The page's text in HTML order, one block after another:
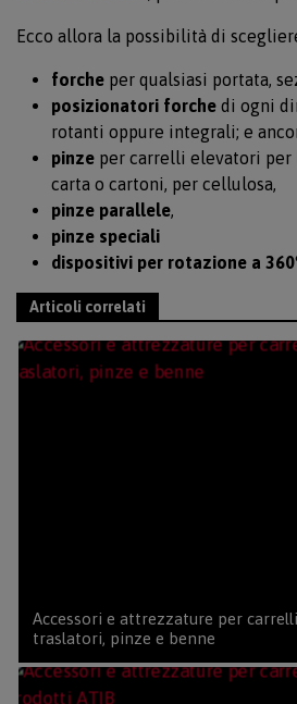
Ecco allora la possibilità di
forche per qualsiasi portata,
posizionatori forche di ogni
rotanti oppure integrali; e
pinze per carrelli elevatori per
carta o cartoni, per cellulosa,
pinze parallele
pinze speciali
dispositivi per rotazione a 360
Articoli correlati
Accessori e attrezzature per
traslatori, pinze e benne